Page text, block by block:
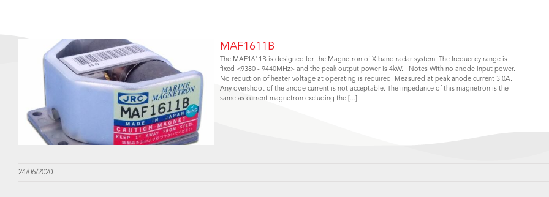
MAF1611B
The MAF1611B is designed for the Magnetron of X band radar system. The frequency range is
fixed <9380 - 9440MHz> and the peak output power is 4kW. Notes With no anode input power.
No reduction of heater voltage at operating is required. Measured at peak anode current 3.0A.
Any overshoot of the anode current is not acceptable. The impedance of this magnetron is the
same as current magnetron excluding the [...]
24/06/2020